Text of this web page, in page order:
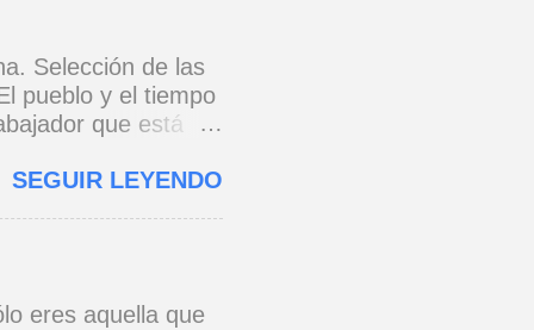
Selección de las
pueblo y el tiempo
que está
y razón.
para amar,
Si yo a Cuba le
pie con pie,
SEGUIR LEYENDO
eres aquella que